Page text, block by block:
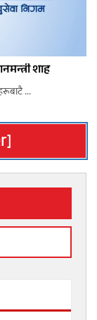
शाह
विजयपुर । सत्तारूढ दल राष्ट्रिय स्वतन्त्र पार्टी (रास्वपा) का सांसदहरूबाटै ...